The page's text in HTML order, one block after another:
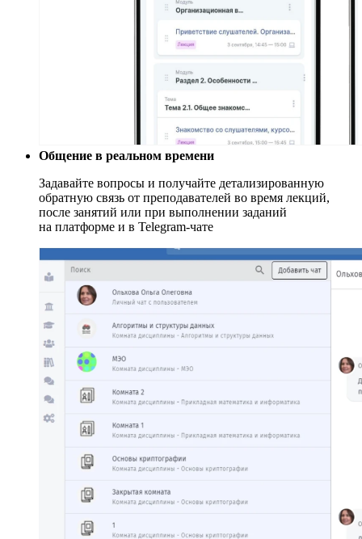
Общение в реальном времени
Задавайте вопросы и получайте детализированную
обратную связь от преподавателей во время лекций,
после занятий или при выполнении заданий
на платформе и в Telegram-чате